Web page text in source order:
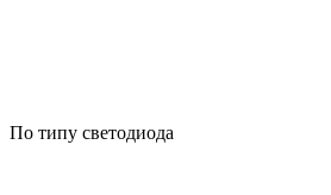
По типу светодиода